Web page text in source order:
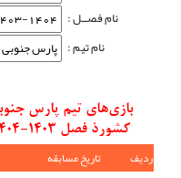
در لیگ دسته اول فوتبال
لینک صفحه]
برگزاری تیم میزبان